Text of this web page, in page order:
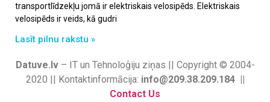
transportlīdzekļu jomā ir elektriskais velosipēds. Elektriskais
velosipēds ir veids, kā gudri
Lasīt pilnu rakstu »
Datuve.lv– IT un Tehnoloģiju ziņas || Copyright © 2004-
2020 || Kontaktinformācija: info@209.38.209.184 ||
Contact Us